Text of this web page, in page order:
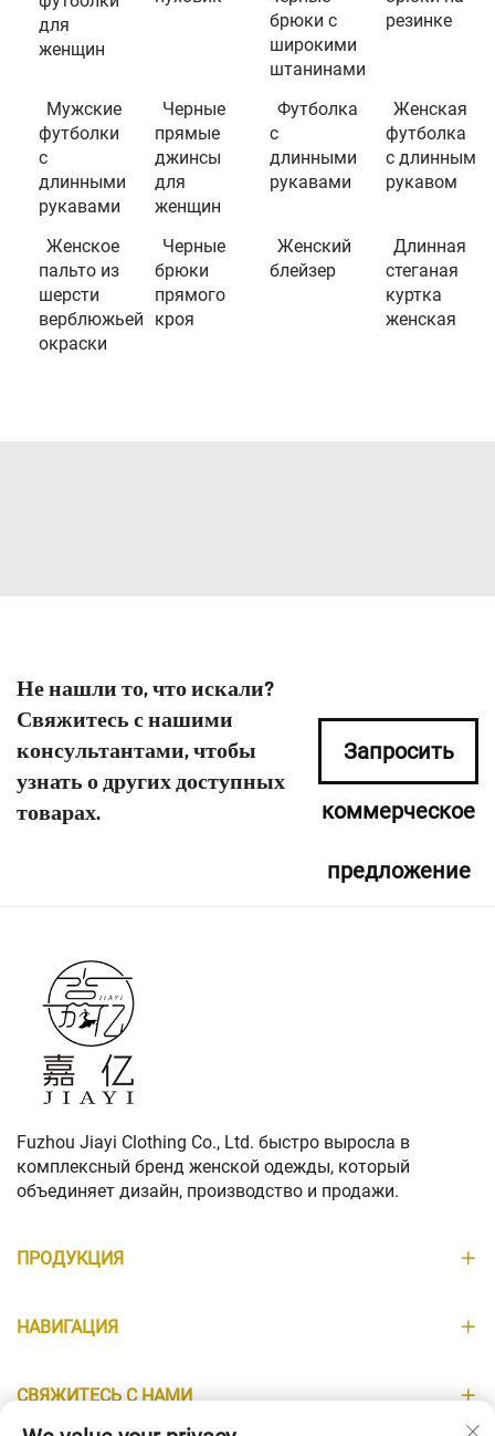
для
женщин
брюки с
широкими
штанинами
резинке
Мужские
футболки
с
длинными
рукавами
Черные
прямые
джинсы
для
женщин
Футболка
с
длинными
рукавами
Женская
футболка
с длинным
рукавом
Женское
пальто из
шерсти
верблюжьей
окраски
Черные
брюки
прямого
кроя
Женский
блейзер
Длинная
стеганая
куртка
женская
Не нашли то, что искали?
Свяжитесь с нашими
консультантами, чтобы
узнать о других доступных
товарах.
Запросить
коммерческое
предложение
Fuzhou Jiayi Clothing Co., Ltd. быстро выросла в
комплексный бренд женской одежды, который
объединяет дизайн, производство и продажи.
ПРОДУКЦИЯ
НАВИГАЦИЯ
СВЯЖИТЕСЬ С НАМИ